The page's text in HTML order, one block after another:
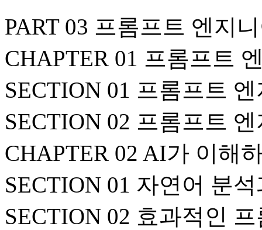
PART 03 프롬프트 엔지
CHAPTER 01 프롬프트
SECTION 01 프롬프트
SECTION 02 프롬프트
CHAPTER 02 AI가 이해
SECTION 01 자연어 분
SECTION 02 효과적인